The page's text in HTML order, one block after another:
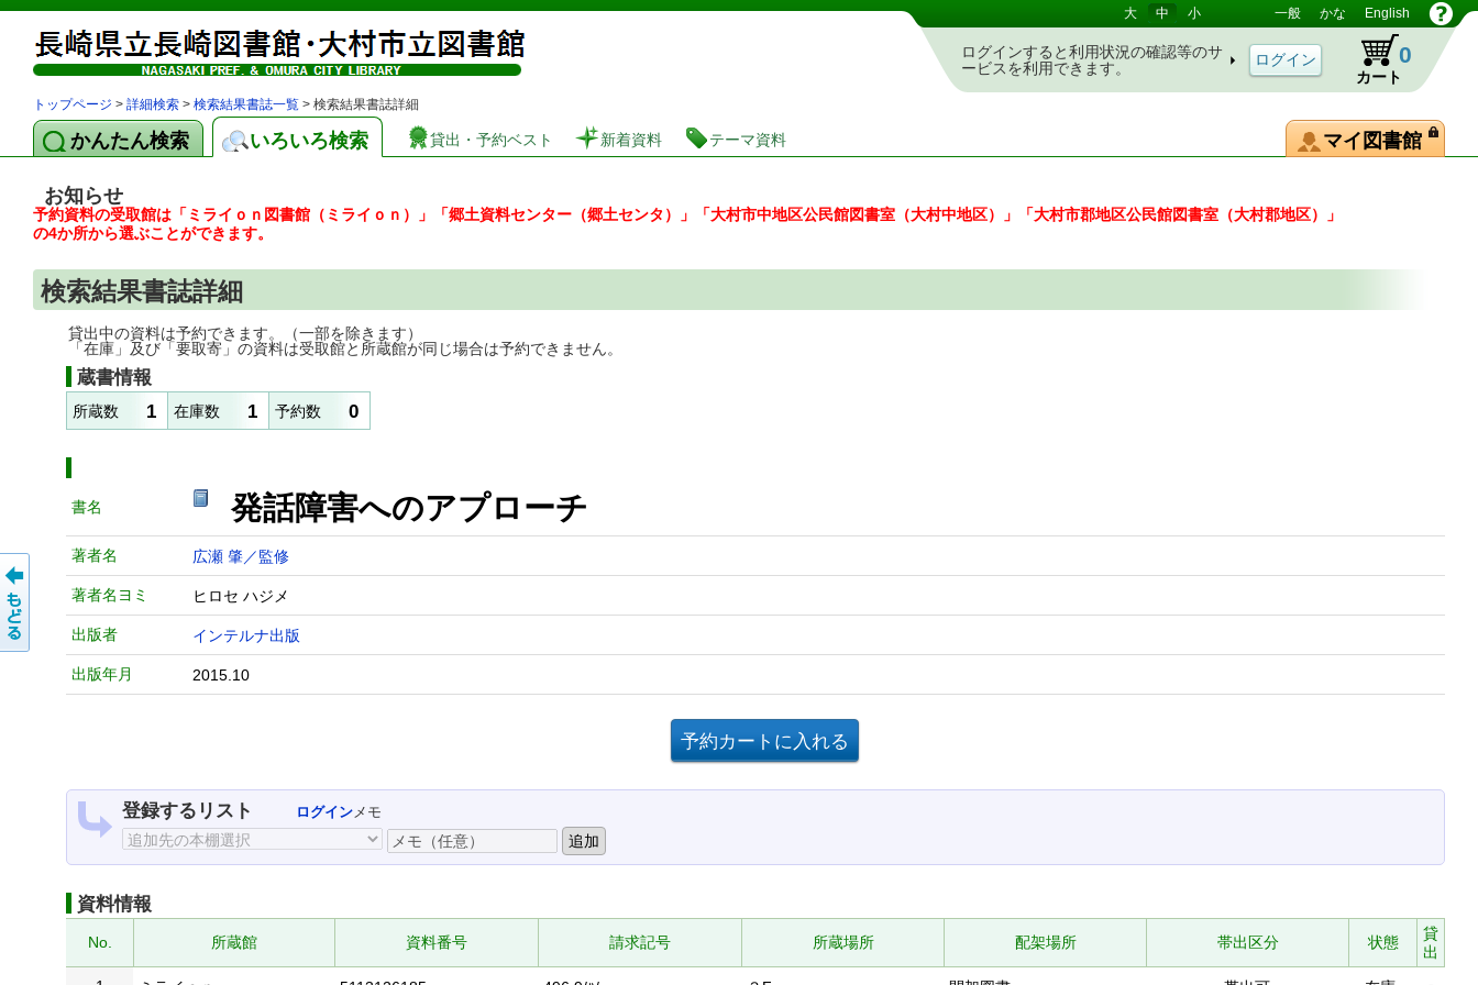
図書館 蔵書検索・予約システム 大 中 小 一般 かな English
ログインすると利用状況の確認等のサ
ービスを利用できます。
カート
0
トップページ > 詳細検索 > 検索結果書誌一覧 > 検索結果書誌詳細
かんたん検索 いろいろ検索 貸出・予約ベスト 新着資料 テーマ資料 マイ図書館
お知らせ
予約資料の受取館は「ミライｏｎ図書館（ミライｏｎ）」「郷土資料センター（郷土センタ）」「大村市中地区公民館図書室（大村中地区）」「大村市郡地区公民館図書室（大村郡地区）」
の4か所から選ぶことができます。
検索結果書誌詳細
貸出中の資料は予約できます。（一部を除きます）
「在庫」及び「要取寄」の資料は受取館と所蔵館が同じ場合は予約できません。
蔵書情報
所蔵数 1 在庫数 1 予約数 0
書名 発話障害へのアプローチ
著者名 広瀬 肇／監修
著者名ヨミ ヒロセ ハジメ
出版者 インテルナ出版
出版年月 2015.10
登録するリスト ログインメモ
資料情報
No. 所蔵館 資料番号 請求記号 所蔵場所 配架場所 帯出区分 状態
貸
出